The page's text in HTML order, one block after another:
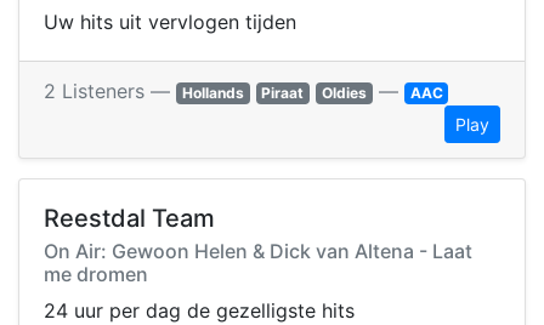
Uw hits uit vervlogen tijden
2 Listeners — Hollands Piraat Oldies — AAC
Play
Reestdal Team
On Air: Gewoon Helen & Dick van Altena - Laat
me dromen
24 uur per dag de gezelligste hits